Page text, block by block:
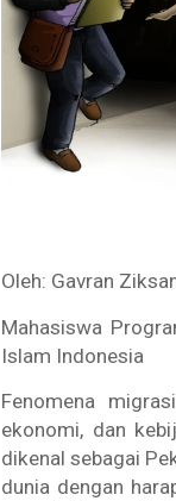
Oleh: Gavran
Mahasiswa
Islam Indonesia
Fenomena
ekonomi, dan
dikenal sebagai
dunia dengan